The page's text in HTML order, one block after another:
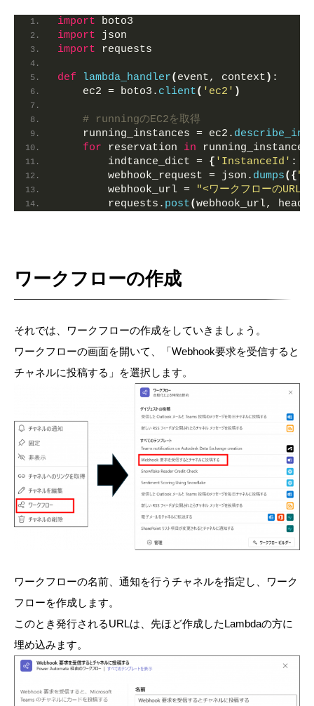
import boto3
import json
import requests
def lambda_handler( event, context ) :
    ec2 = boto3.
client( 'ec2' )
# runningのEC2を取得
    running_instances = ec2.
for reservation in running_instances
        indtance_dict =
{ 'InstanceId' :
        webhook_request = json.
dumps({
        webhook_url =
"<ワークフローのURL>"
        requests.
post(webhook_url,
ワークフローの作成
それでは、ワークフローの作成をしていきましょう。
ワークフローの画面を開いて、「Webhook要求を受信すると
チャネルに投稿する」を選択します。
ワークフローの名前、通知を行うチャネルを指定し、ワーク
フローを作成します。
このとき発行されるURLは、先ほど作成したLambdaの方に
埋め込みます。